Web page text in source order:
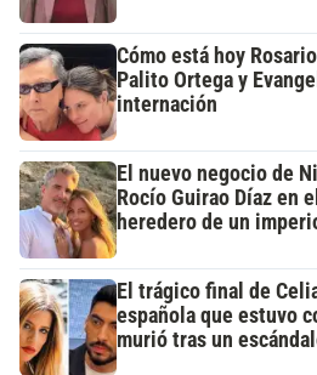
Cómo está hoy
Palito Ortega y
internación
El nuevo negocio de
Rocío Guirao Díaz en
heredero de un
El trágico final de
española que estuvo
murió tras un